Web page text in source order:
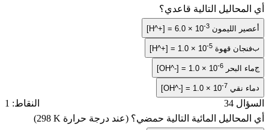
التالية قاعدي؟
الليمون [H^+] = 6.0 × 10 -3
قهوة [H^+] = 1.0 × 10-5
البحر [OH^-] = 1.0 × 10-6
نقي [OH^-] = 1.0 × 10 -7
34
النقاط: 1
المائية التالية حمضي؟ (عند درجة حرارة298 K
)